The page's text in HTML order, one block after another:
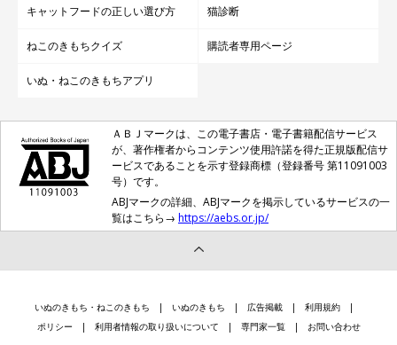
キャットフードの正しい選び方 猫診断
ねこのきもちクイズ 購読者専用ページ
いぬ・ねこのきもちアプリ
ＡＢＪマークは、この電子書店・電子書籍配信サービス
が、著作権者からコンテンツ使用許諾を得た正規版配信サ
ービスであることを示す登録商標（登録番号 第11091003
号）です。
ABJマークの詳細、ABJマークを掲示しているサービスの一
覧はこちら→ https://aebs.or.jp/
いぬのきもち・ねこのきもち いぬのきもち 広告掲載
利用規約
ポリシー
利用者情報の取り扱いについて 専門家一覧 お問い合わせ